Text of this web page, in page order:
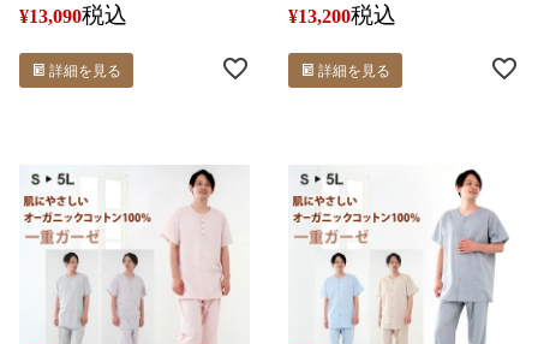
¥13,090税込
詳細を見る
¥13,200税込
詳細を見る